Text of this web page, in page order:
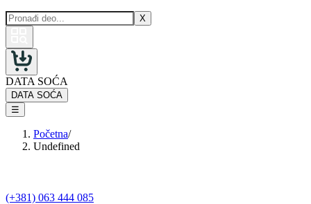
X
DATA SOĆA
DATA SOĆA
☰
Početna/
Undefined
(+381) 063 444 085